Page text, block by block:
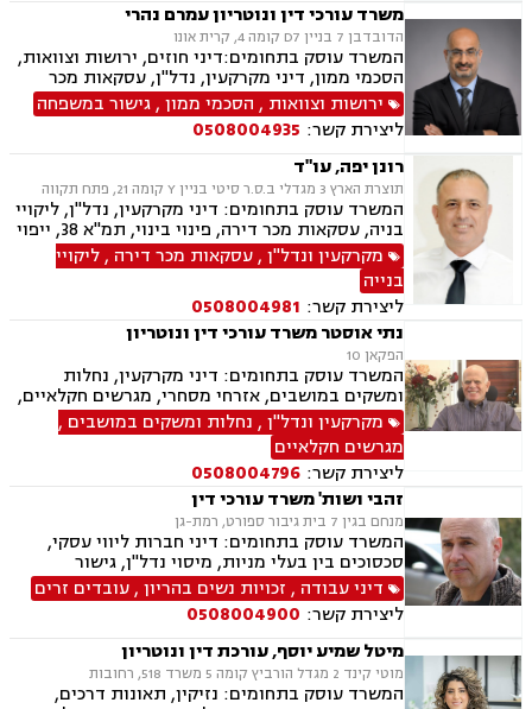
משרד עורכי דין ונוטריון עמרם נהרי
הדובדבן 7 בניין D7 קומה 4, קרית אונו
המשרד עוסק בתחומים:דיני חוזים, ירושות וצוואות,
הסכמי ממון, דיני מקרקעין, נדל"ן, עסקאות מכר
דירה, מגרשים לבניה , תכנון ובניה, תמ"א 38, פינוי
בינוי, קבוצות רכישה, נוטריון
ירושות וצוואות , הסכמי ממון,גישור במשפחה
ליצירת קשר: 0508004935
רונן יפה, עו"ד
תוצרת הארץ 3 מגדלי ב.ס.ר סיטי בניין Y קומה 21, פתח תקווה
המשרד עוסק בתחומים: דיני מקרקעין, נדל"ן, ליקויי
בניה, עסקאות מכר דירה, פינוי בינוי, תמ"א 38, ייפוי
כוח מתמשך, ירושות וצוואות, גישור, הסכמי ממון,
דיני חוזים, דיני תאגידים, אפוטרופסות, ליטיגציה,
משרד הפנים, סדר דין אזרחי וראיות, משפט אזרחי
מקרקעין ונדל"ן,עסקאות מכר דירה ,ליקויי
בנייה
ליצירת קשר: 0508004981
נתי אוסטר משרד עורכי דין ונוטריון
הפקאן 10
המשרד עוסק בתחומים: דיני מקרקעין, נחלות
ומשקים במושבים, אזרחי מסחרי, מגרשים חקלאיים,
דיני תאגידים, ליווי עסקי, עסקאות מכר דירה, נדל"ן,
משפט מסחרי, מגשרים, ירושות וצוואות, העברה בין
דורית, דיני חינוך, מגזר שלישי, זכויות נשים בהריון,
נוטריון.
מקרקעין ונדל"ן, נחלות ומשקים במושבים ,
מגרשים חקלאיים
ליצירת קשר: 0508004796
זהבי ושות' משרד עורכי דין
מנחם בגין 7 בית גיבור ספורט, רמת-גן
המשרד עוסק בתחומים: דיני חברות ליווי עסקי,
סכסוכים בין בעלי מניות, מיסוי נדל"ן, גישור
ובוררויות, לשון הרע, תביעות ייצוגיות דיני עבודה,
זכויות נשים בהריון, עובדים זרים, מקרקעין ונדל"ן,
אגודות שיתופיות, פינוי מושכר, עסקאות מכר דירה,
נחלות ומושבים, רשות מקרקעי ישראל, משפט
מסחרי, מסחר בינלאומי, משפט אזרחי, גישור עסקי
דיני עבודה , זכויות נשים בהריון,עובדים זרים
ליצירת קשר: 0508004900
מיטל שמיע יוסף, עורכת דין ונוטריון
מוטי קינד 2 מגדל הורביץ קומה 5 משרד 518, רחובות
המשרד עוסק בתחומים: נזיקין, תאונות דרכים,